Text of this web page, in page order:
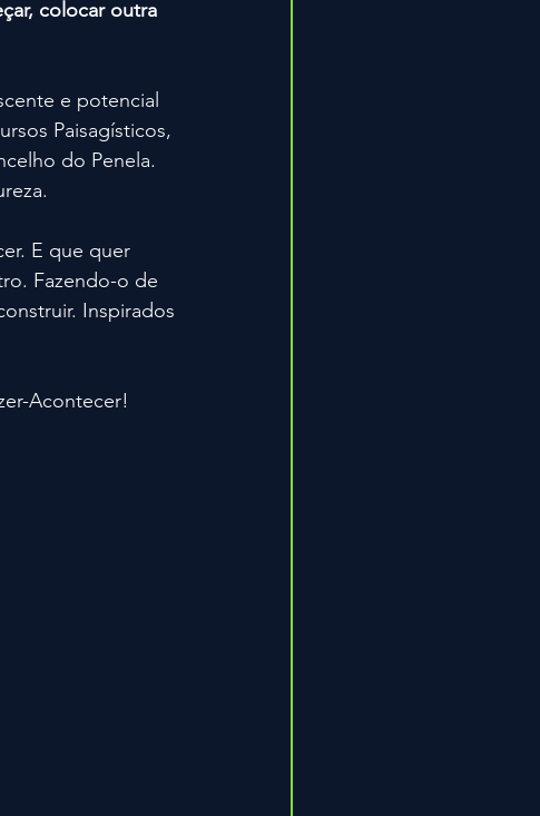
colocar outra
e potencial
Paisagísticos,
do Penela.
E que quer
Fazendo-o de
Inspirados
Acontecer!